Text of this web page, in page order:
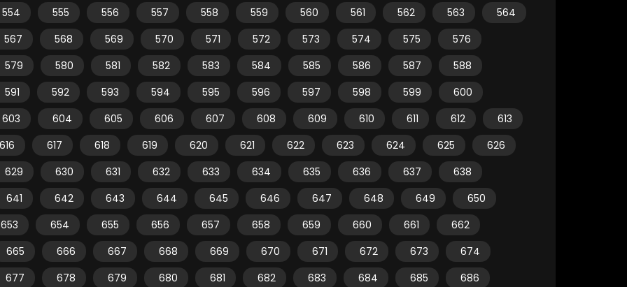
554
555 556 557 558 559 560 561 562 563
564
567
568 569 570 571 572 573 574 575
576
579
580 581 582 583 584 585 586 587
588
591
592 593 594 595 596 597 598 599
600
603
604 605 606 607 608 609 610 611 612
613
616
617 618 619 620 621 622 623 624 625
626
629
630 631 632 633 634 635 636 637
638
641
642 643 644 645 646 647 648 649
650
653
654 655 656 657 658 659 660 661
662
665
666 667 668 669 670 671 672 673
674
677
678 679 680 681 682 683 684 685
686